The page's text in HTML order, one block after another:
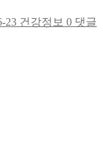
23 건강정보 0 댓글